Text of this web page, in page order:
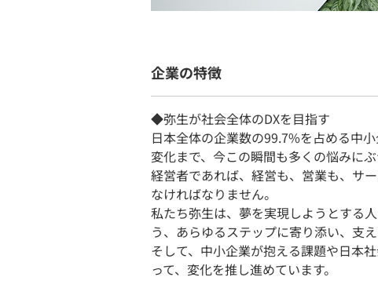
企業の特徴
◆弥生が社会全体のDXを目指す
日本全体の企業数の99.7%を占める中
変化まで、今この瞬間も多くの悩みにぶ
経営者であれば、経営も、営業も、サ
なければなりません。
私たち弥生は、夢を実現しようとする
う、あらゆるステップに寄り添い、支
そして、中小企業が抱える課題や日本
って、変化を推し進めています。